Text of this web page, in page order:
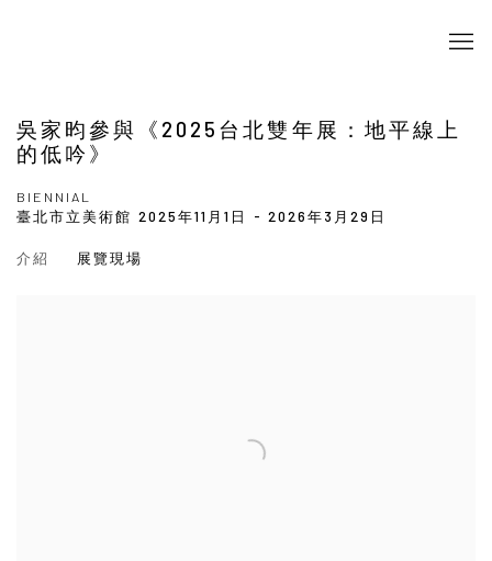
吳家昀參與《2025台北雙年展：地平線上
的低吟》
BIENNIAL
臺北市立美術館 2025年11月1日 - 2026年3月29日
介紹 展覽現場